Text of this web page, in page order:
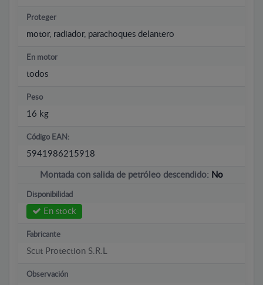
Proteger
motor, radiador, parachoques delantero
En motor
todos
Peso
16 kg
Código EAN:
5941986215918
Montada con salida de petróleo descendido: No
Disponibilidad
En stock
Fabricante
Scut Protection S.R.L
Observación